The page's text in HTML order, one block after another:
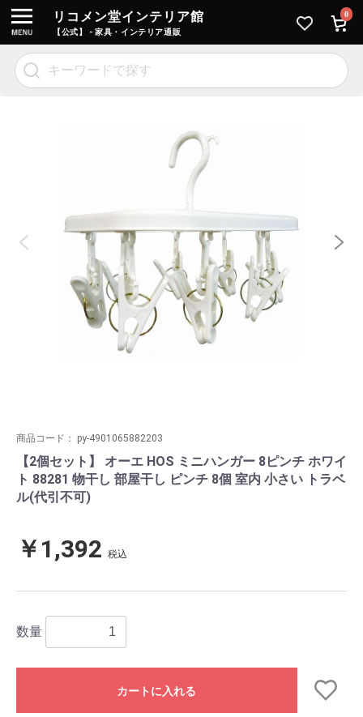
リコメン堂インテリア館
【公式】 - 家具・インテリア通販
0
商品コード： py-4901065882203
【2個セット】 オーエ HOS ミニハンガー 8ピンチ ホワイ
ト 88281 物干し 部屋干し ピンチ 8個 室内 小さい トラベ
ル(代引不可)
￥1,392 税込
数量
カートに入れる